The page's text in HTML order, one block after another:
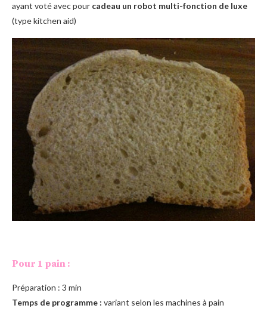
ayant voté avec pour cadeau un robot multi-fonction de luxe
(type kitchen aid)
Pour 1 pain :
Préparation : 3 min
Temps de programme : variant selon les machines à pain